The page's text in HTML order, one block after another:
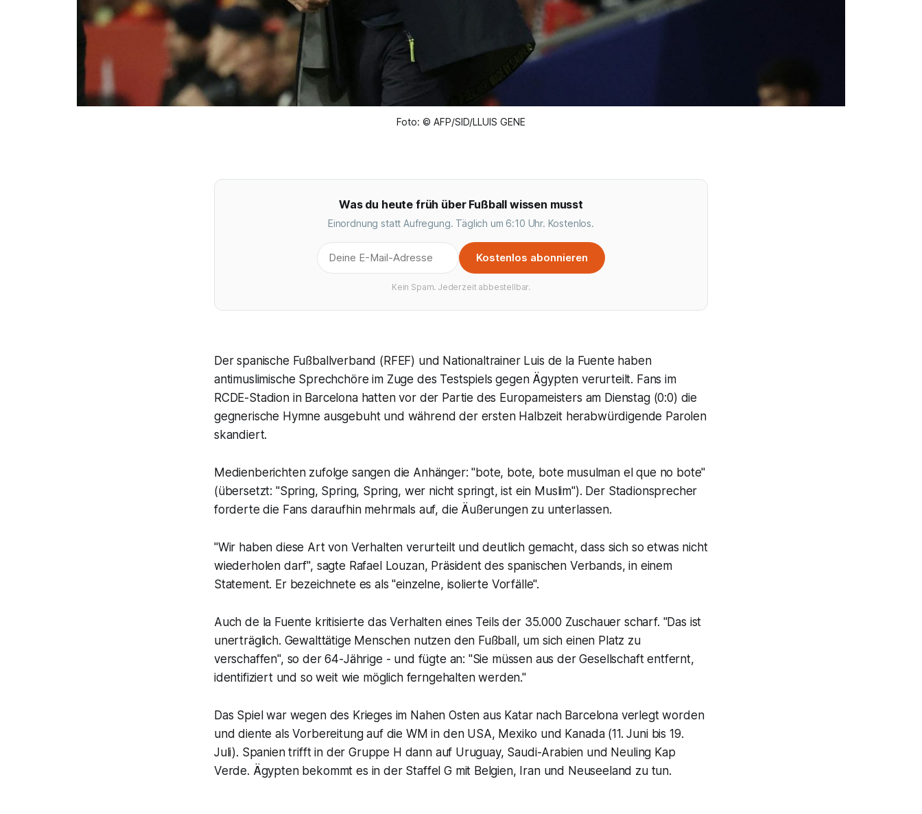
Foto: © AFP/SID/LLUIS GENE
Was du heute früh über Fußball wissen musst
Einordnung statt Aufregung. Täglich um 6:10 Uhr. Kostenlos.
Kostenlos abonnieren
Kein Spam. Jederzeit abbestellbar.
Der spanische Fußballverband (RFEF) und Nationaltrainer Luis de la Fuente haben
antimuslimische Sprechchöre im Zuge des Testspiels gegen Ägypten verurteilt. Fans im
RCDE-Stadion in Barcelona hatten vor der Partie des Europameisters am Dienstag (0:0) die
gegnerische Hymne ausgebuht und während der ersten Halbzeit herabwürdigende Parolen
skandiert.
Medienberichten zufolge sangen die Anhänger: "bote, bote, bote musulman el que no bote"
(übersetzt: "Spring, Spring, Spring, wer nicht springt, ist ein Muslim"). Der Stadionsprecher
forderte die Fans daraufhin mehrmals auf, die Äußerungen zu unterlassen.
"Wir haben diese Art von Verhalten verurteilt und deutlich gemacht, dass sich so etwas nicht
wiederholen darf", sagte Rafael Louzan, Präsident des spanischen Verbands, in einem
Statement. Er bezeichnete es als "einzelne, isolierte Vorfälle".
Auch de la Fuente kritisierte das Verhalten eines Teils der 35.000 Zuschauer scharf. "Das ist
unerträglich. Gewalttätige Menschen nutzen den Fußball, um sich einen Platz zu
verschaffen", so der 64-Jährige - und fügte an: "Sie müssen aus der Gesellschaft entfernt,
identifiziert und so weit wie möglich ferngehalten werden."
Das Spiel war wegen des Krieges im Nahen Osten aus Katar nach Barcelona verlegt worden
und diente als Vorbereitung auf die WM in den USA, Mexiko und Kanada (11. Juni bis 19.
Juli). Spanien trifft in der Gruppe H dann auf Uruguay, Saudi-Arabien und Neuling Kap
Verde. Ägypten bekommt es in der Staffel G mit Belgien, Iran und Neuseeland zu tun.